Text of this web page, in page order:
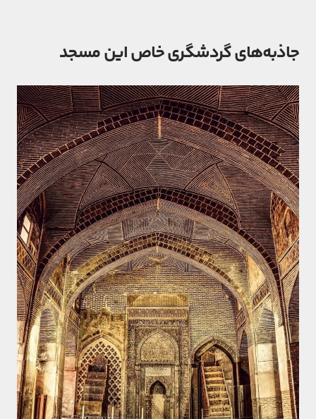
جاذبه‌های گردشگری خاص این مسجد